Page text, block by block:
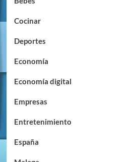
Cocinar
Deportes
Economía
Economía digital
Empresas
Entretenimiento
España